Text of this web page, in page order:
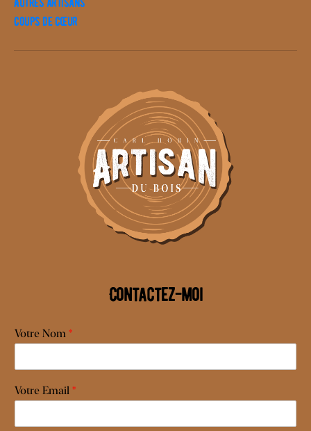
Autres artisans
Coups de cœur
Contactez-moi
Votre Nom *
Votre Email *